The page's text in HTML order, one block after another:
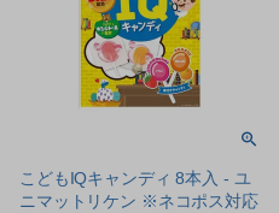
こどもIQキャンディ 8本入 - ユ
ニマットリケン ※ネコポス対応